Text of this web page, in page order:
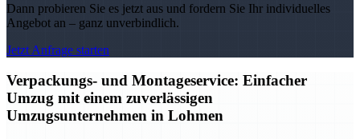
Dann probieren Sie es jetzt aus und fordern Sie Ihr individuelles
Angebot an – ganz unverbindlich.
Jetzt Anfrage starten
Verpackungs- und Montageservice: Einfacher
Umzug mit einem zuverlässigen
Umzugsunternehmen in Lohmen